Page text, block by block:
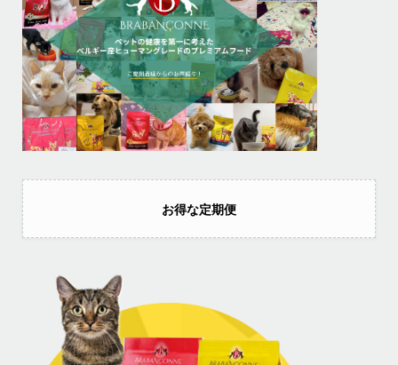
お得な定期便